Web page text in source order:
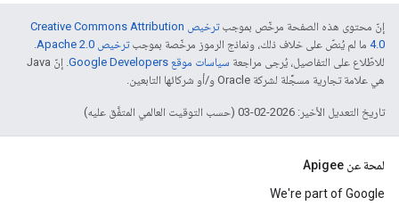
إنّ محتوى هذه الصفحة مرخّص بموجب
ترخيص Creative Commons Attribution
4.0‏ ما لم يُنصّ على خلاف ذلك، ونماذج الرموز مرخّصة بموجبترخيص Apache 2.0‏
.
للاطّلاع على التفاصيل، يُرجى مراجعة سياسات موقع Google Developers‏
. إنّ Java
هي علامة تجارية مسجَّلة لشركة Oracle و/أو شركائها التابعين.
تاريخ التعديل الأخير: 2026-02-03 (حسب التوقيت العالمي المتفَّق عليه)
لمحة عن Apigee
We're part of Google